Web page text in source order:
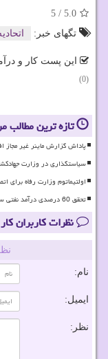
5.0
/
5
تگهای خبر:
این پست کار و
(0)
تازه ترین مطالب
پاداش گزارش ماینر غیر
سیاستگذاری در وزارت
اولتیماتوم وزارت رفاه برای
تحقق 60 درصدی درآمد نفتی سالانه
نظرات کاربران
نام:
ایمیل:
نظر: